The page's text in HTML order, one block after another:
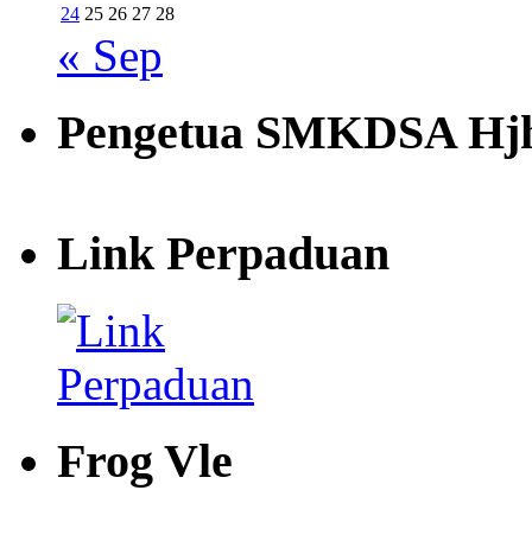
24 25 26 27 28
« Sep
Pengetua SMKDSA
Link Perpaduan
Frog Vle